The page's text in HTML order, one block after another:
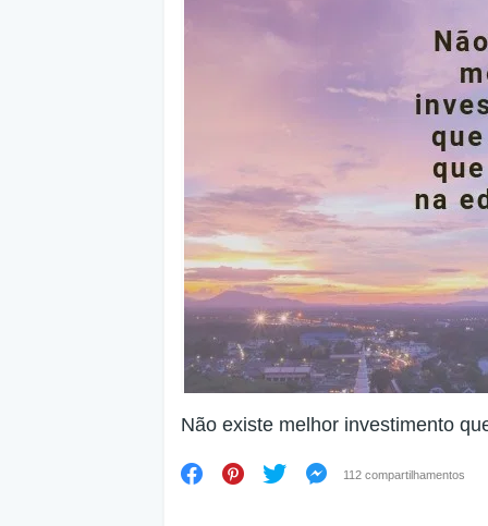
Não existe melhor investimento
112 compartilhamentos